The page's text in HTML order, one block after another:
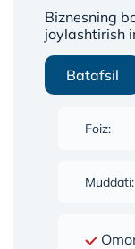
Biznesning
joylashtirish
Batafsil
Foiz:
Muddati: